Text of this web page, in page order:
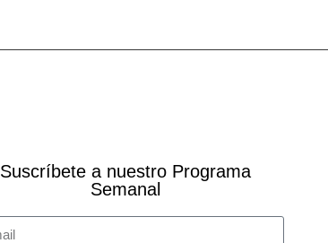
Suscríbete a nuestro Programa
Semanal